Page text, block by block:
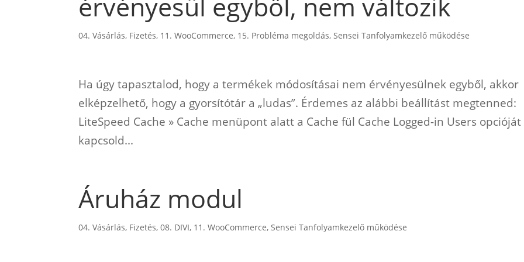
04. Vásárlás, Fizetés, 11. WooCommerce, 15. Probléma megoldás,Sensei Tanfolyamkezelő működése
Ha úgy tapasztalod, hogy a termékek módosításai nem érvényesülnek egyből, akkor
elképzelhető, hogy a gyorsítótár a „ludas”. Érdemes az alábbi beállítást megtenned:
LiteSpeed Cache » Cache menüpont alatt a Cache fül Cache Logged-in Users opcióját
kapcsold...
Áruház modul
04. Vásárlás, Fizetés,08. DIVI, 11. WooCommerce,Sensei Tanfolyamkezelő működése